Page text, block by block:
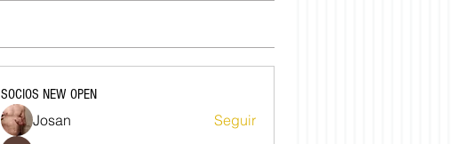
SOCIOS NEW OPEN
Josan Seguir